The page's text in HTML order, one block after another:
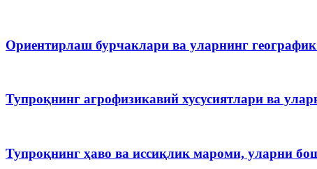
Ориентирлаш бурчаклари ва уларнинг
Тупроқнинг агрофизикавий хусусиятлари ва
Тупроқнинг ҳаво ва иссиқлик мароми, уларни